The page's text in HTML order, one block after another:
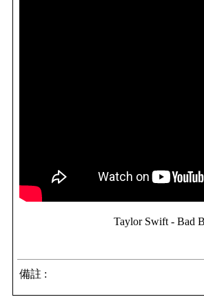
Taylor Swift - Bad
備註 :